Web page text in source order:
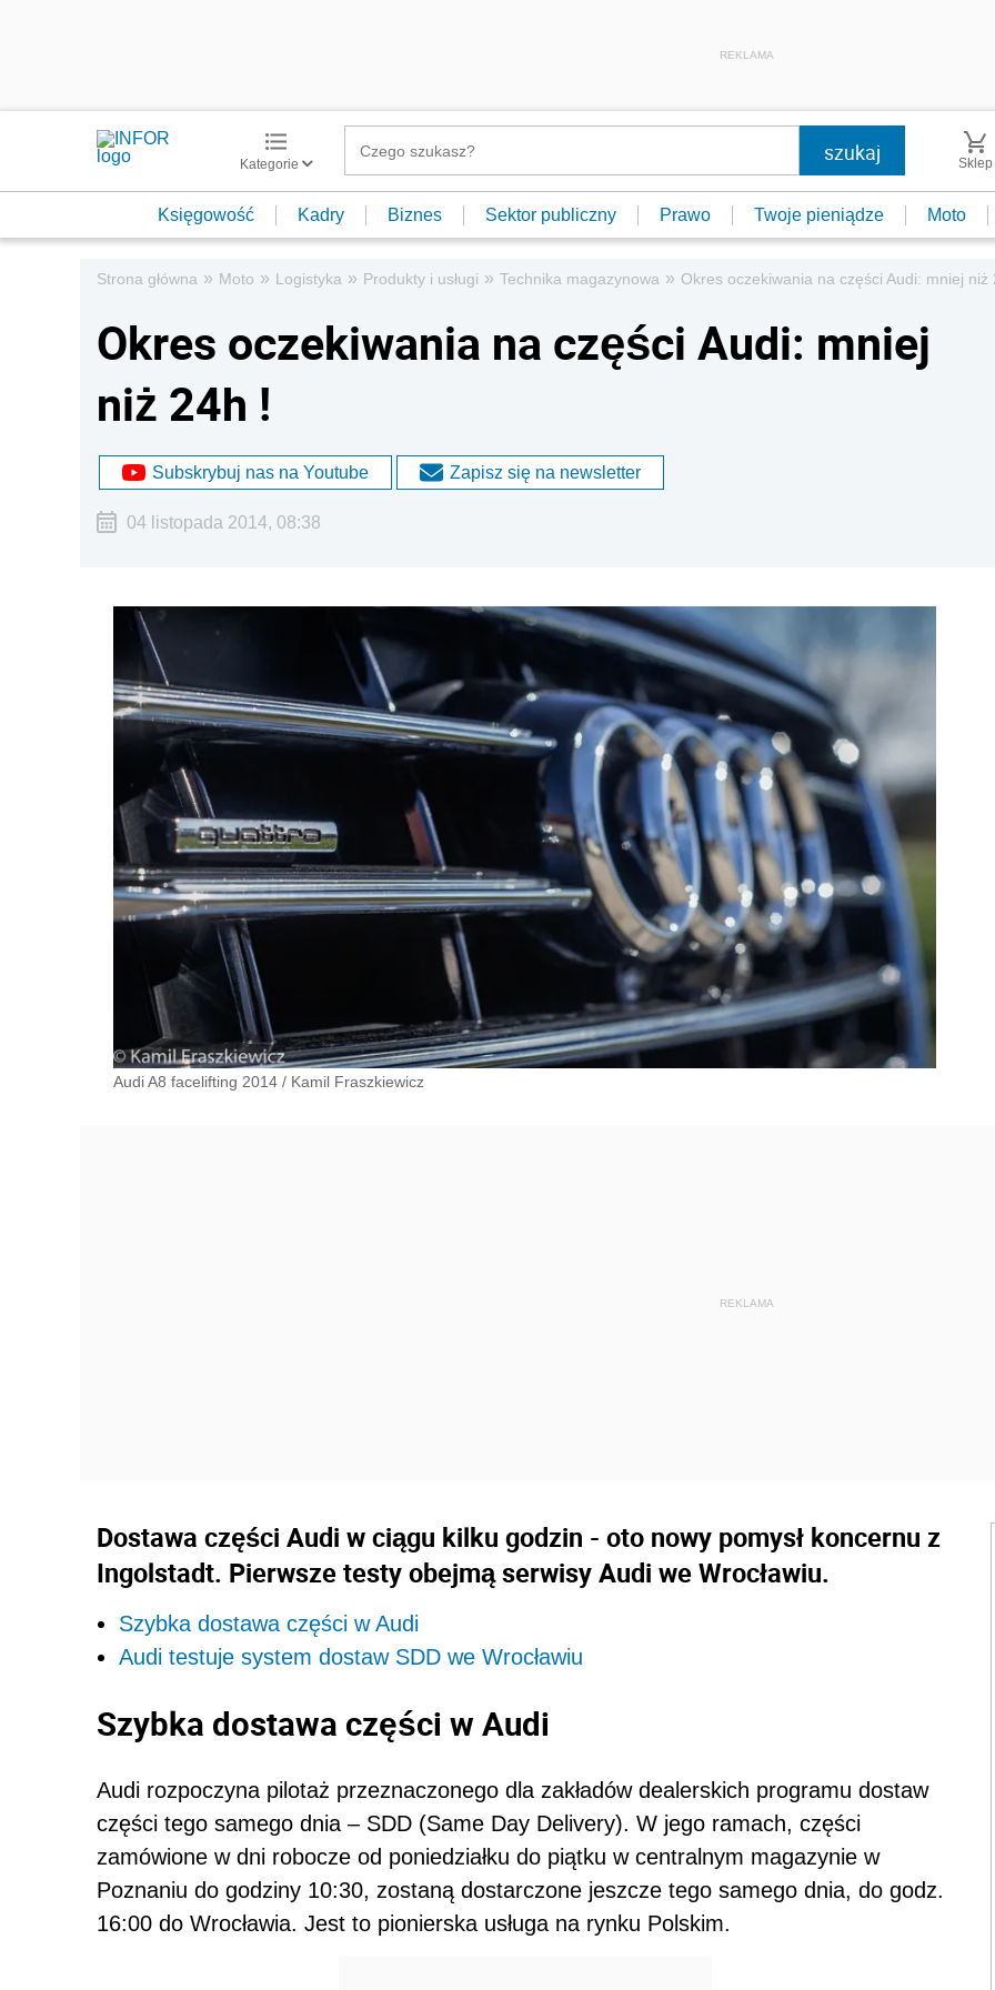
REKLAMA
Kategorie Sklep
Księgowość Kadry Biznes Sektor publiczny Prawo Twoje pieniądze Moto
Strona główna » Moto » Logistyka » Produkty i usługi » Technika magazynowa » Okres oczekiwania na części Audi: mniej niż
Okres oczekiwania na części Audi: mniej
niż 24h !
Subskrybuj nas na Youtube Zapisz się na newsletter
04 listopada 2014, 08:38
Audi A8 facelifting 2014 / Kamil Fraszkiewicz
Dostawa części Audi w ciągu kilku godzin - oto nowy pomysł koncernu z
Ingolstadt. Pierwsze testy obejmą serwisy Audi we Wrocławiu.
Szybka dostawa części w Audi
Audi testuje system dostaw SDD we Wrocławiu
Szybka dostawa części w Audi
Audi rozpoczyna pilotaż przeznaczonego dla zakładów dealerskich programu dostaw
części tego samego dnia – SDD (Same Day Delivery). W jego ramach, części
zamówione w dni robocze od poniedziałku do piątku w centralnym magazynie w
Poznaniu do godziny 10:30, zostaną dostarczone jeszcze tego samego dnia, do godz.
16:00 do Wrocławia. Jest to pionierska usługa na rynku Polskim.